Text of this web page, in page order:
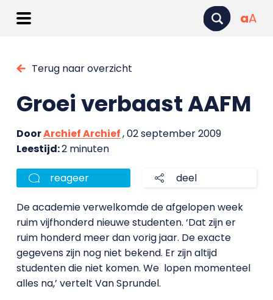
aA
Terug naar overzicht
Groei verbaast AAFM
DoorArchief Archief, 02 september 2009
Leestijd:2 minuten
reageer deel
De academie verwelkomde de afgelopen week
ruim vijfhonderd nieuwe studenten. ‘Dat zijn er
ruim honderd meer dan vorig jaar. De exacte
gegevens zijn nog niet bekend. Er zijn altijd
studenten die niet komen. We lopen momenteel
alles na,’ vertelt Van Sprundel.